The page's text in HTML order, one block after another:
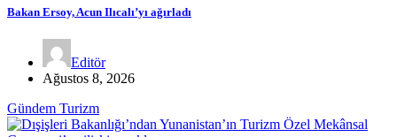
Bakan Ersoy, Acun Ilıcalı’yı ağırladı
Editör
Ağustos 8, 2026
Gündem Turizm